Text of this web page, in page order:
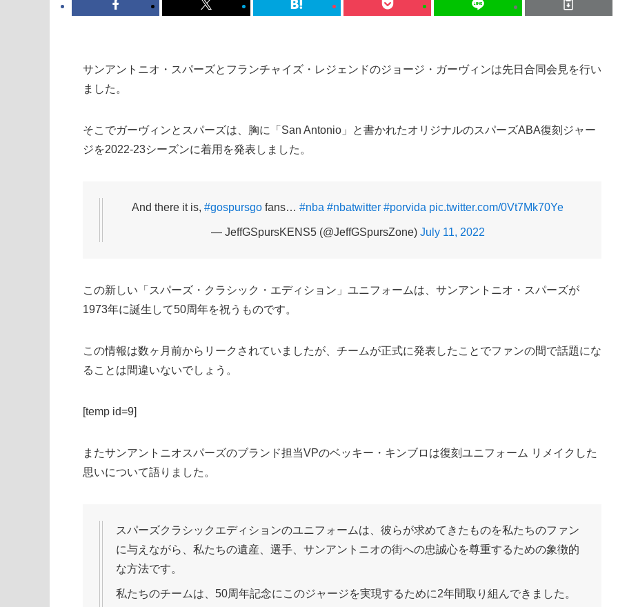
サンアントニオ・スパーズとフランチャイズ・レジェンドのジョージ・ガーヴィンは先日合同会見を行い
ました。
そこでガーヴィンとスパーズは、胸に「San Antonio」と書かれたオリジナルのスパーズABA復刻ジャー
ジを2022-23シーズンに着用を発表しました。
And there it is, #gospursgo fans… #nba #nbatwitter #porvida pic.twitter.com/0Vt7Mk70Ye
— JeffGSpursKENS5 (@JeffGSpursZone) July 11, 2022
この新しい「スパーズ・クラシック・エディション」ユニフォームは、サンアントニオ・スパーズが
1973年に誕生して50周年を祝うものです。
この情報は数ヶ月前からリークされていましたが、チームが正式に発表したことでファンの間で話題にな
ることは間違いないでしょう。
[temp id=9]
またサンアントニオスパーズのブランド担当VPのベッキー・キンブロは復刻ユニフォーム リメイクした
思いについて語りました。
スパーズクラシックエディションのユニフォームは、彼らが求めてきたものを私たちのファン
に与えながら、私たちの遺産、選手、サンアントニオの街への忠誠心を尊重するための象徴的
な方法です。
私たちのチームは、50周年記念にこのジャージを実現するために2年間取り組んできました。